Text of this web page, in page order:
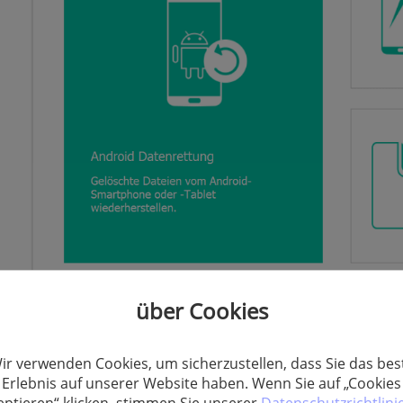
Vorteile:
über Cookies
verwenden Cookies, um sicherzustellen, dass Sie das
Erlebnis auf unserer Website haben. Wenn Sie auf „Cookies